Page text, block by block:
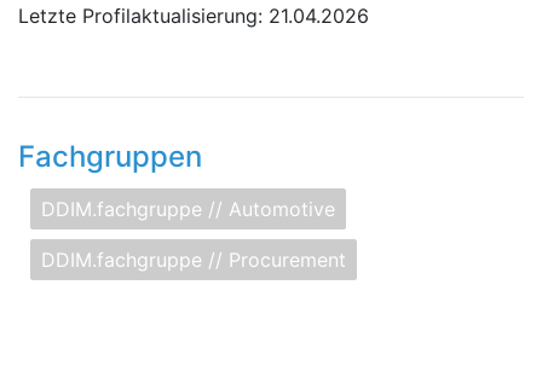
Letzte Profilaktualisierung: 21.04.2026
Fachgruppen
DDIM.fachgruppe // Automotive
DDIM.fachgruppe // Procurement